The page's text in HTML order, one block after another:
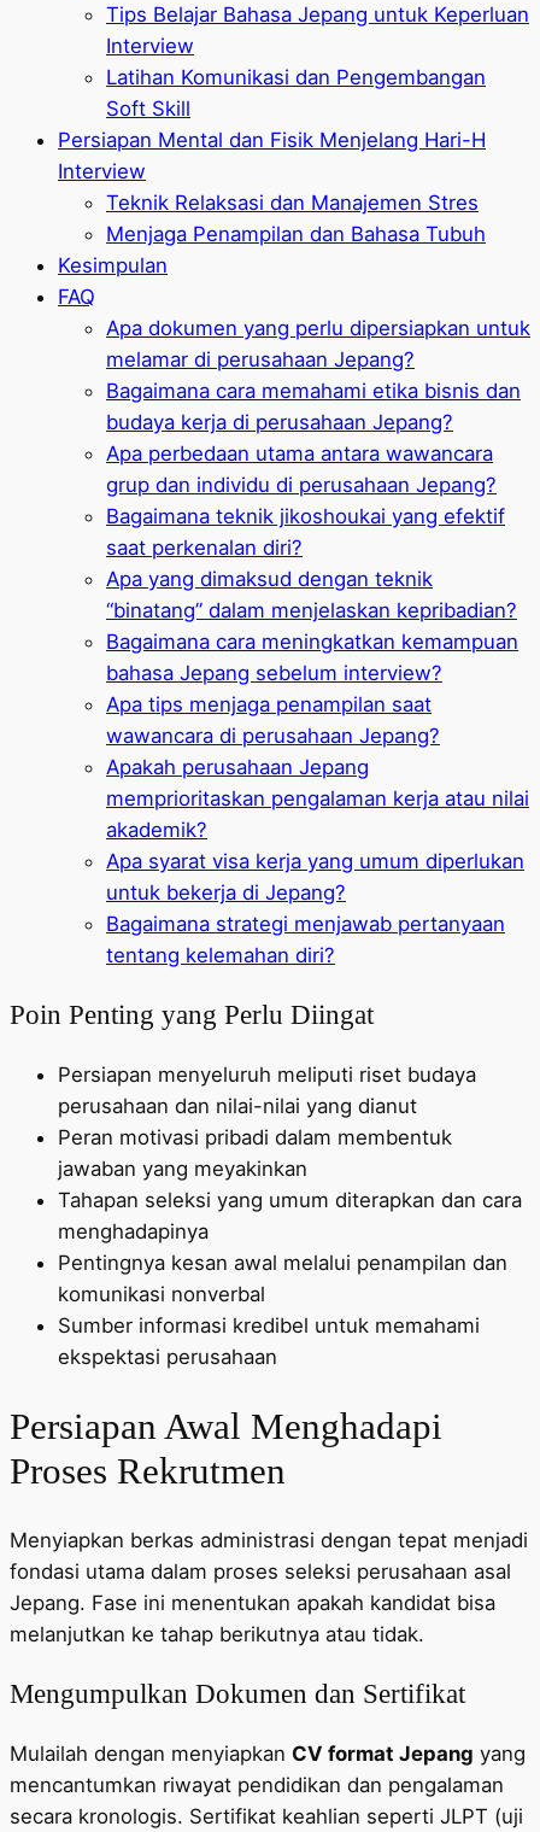
Tips Belajar Bahasa Jepang untuk Keperluan
Interview
Latihan Komunikasi dan Pengembangan
Soft Skill
Persiapan Mental dan Fisik Menjelang Hari-H
Interview
Teknik Relaksasi dan Manajemen Stres
Menjaga Penampilan dan Bahasa Tubuh
Kesimpulan
FAQ
Apa dokumen yang perlu dipersiapkan untuk
melamar di perusahaan Jepang?
Bagaimana cara memahami etika bisnis dan
budaya kerja di perusahaan Jepang?
Apa perbedaan utama antara wawancara
grup dan individu di perusahaan Jepang?
Bagaimana teknik jikoshoukai yang efektif
saat perkenalan diri?
Apa yang dimaksud dengan teknik
“binatang” dalam menjelaskan kepribadian?
Bagaimana cara meningkatkan kemampuan
bahasa Jepang sebelum interview?
Apa tips menjaga penampilan saat
wawancara di perusahaan Jepang?
Apakah perusahaan Jepang
memprioritaskan pengalaman kerja atau nilai
akademik?
Apa syarat visa kerja yang umum diperlukan
untuk bekerja di Jepang?
Bagaimana strategi menjawab pertanyaan
tentang kelemahan diri?
Poin Penting yang Perlu Diingat
Persiapan menyeluruh meliputi riset budaya
perusahaan dan nilai-nilai yang dianut
Peran motivasi pribadi dalam membentuk
jawaban yang meyakinkan
Tahapan seleksi yang umum diterapkan dan cara
menghadapinya
Pentingnya kesan awal melalui penampilan dan
komunikasi nonverbal
Sumber informasi kredibel untuk memahami
ekspektasi perusahaan
Persiapan Awal Menghadapi
Proses Rekrutmen
Menyiapkan berkas administrasi dengan tepat menjadi
fondasi utama dalam proses seleksi perusahaan asal
Jepang. Fase ini menentukan apakah kandidat bisa
melanjutkan ke tahap berikutnya atau tidak.
Mengumpulkan Dokumen dan Sertifikat
Mulailah dengan menyiapkan CV format Jepang yang
mencantumkan riwayat pendidikan dan pengalaman
secara kronologis. Sertifikat keahlian seperti JLPT (uji